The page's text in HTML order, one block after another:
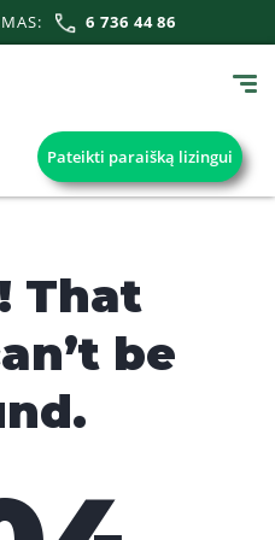
6 736 44 86
Pateikti paraišką lizingui
That
be